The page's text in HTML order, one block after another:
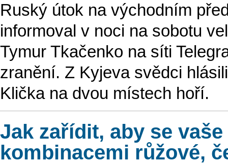
Ruský útok na východním
informoval v noci na sobotu
Tymur Tkačenko na síti
zranění. Z Kyjeva svědci
Klička na dvou místech hoří.
Jak zařídit, aby se
kombinacemi růžové,